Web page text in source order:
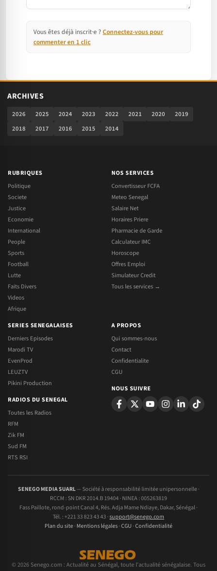
Vous êtes déjà inscrit·e ? Connectez-vous pour
commenter en 1 clic
ARCHIVES
2026 2025 2024 2023 2022 2021 2020
2019
2018
2017 2016 2015 2014
RUBRIQUES
Politique
Societe
Justice
Economie
International
People
Sports
Football
Lutte
Faits Divers
Videos
Afrique
NOS SERVICES
Convertisseur FCFA
Meteo Senegal
Salaire Net
Horaires Priere
Pharmacie de Garde
Calculateur IMC
Horoscope
Offres Emploi
Simulateur Credit
Tous les services →
SERIES SENEGALAISES
Derniers Episodes
Marodi TV
EvenProd
LEUZTV
Pikini Production
RADIOS DU SENEGAL
Toutes les Radios
RFM
Zik FM
Sud FM
RTS RSI
A PROPOS
Qui sommes-nous
Contact
Confidentialite
CGU
NOUS SUIVRE
SENEGO MEDIA SUARL— Société à responsabilité limitée unipersonnelle ·
RCCM : SN DKR 2014.B 19404 · NINEA : 005263819
Fass Paillote, rond-point Canal 4, Rés. Adja Mame Ndiaye, Dakar, Sénégal ·
Tél. : +221 33 823 43 43 ·support@senego.com
Plan du site· Mentions légales·CGU ·Confidentialité
© 2026 Senego.com : Actualité au Sénégal, toute l'actualité sénégalaise. Tous